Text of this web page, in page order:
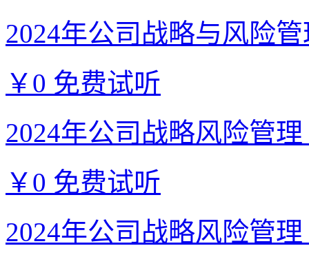
2024年公司战略与风险
￥0 免费试听
2024年公司战略风险管
￥0 免费试听
2024年公司战略风险管